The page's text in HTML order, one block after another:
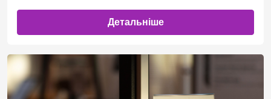
Детальніше